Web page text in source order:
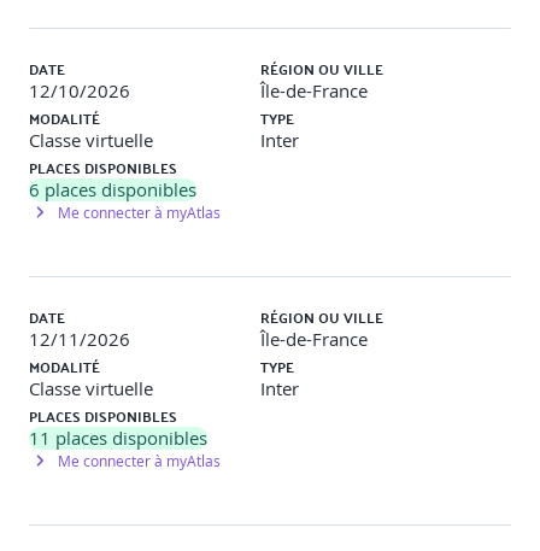
4- Cadre légal et conventionnel : obligations et
dynamiques d’évolution
· Connaître le cadre légal (Code du travail, Code pénal,
obligations de prévention).
· Analyser l’évolution réglementaire depuis 2015 (lois
· Comprendre la montée en exigence de vigilance de
l'employeur.
5- Consentement et humour sexiste : repérer les
DATE
12/10/2026
RÉGION OU VILLE
Île-de-France
MODALITÉ
Classe virtuelle
TYPE
Inter
PLACES DISPONIBLES
6 places disponibles
Me connecter à myAtlas
DATE
12/11/2026
RÉGION OU VILLE
Île-de-France
MODALITÉ
Classe virtuelle
TYPE
Inter
PLACES DISPONIBLES
11 places disponibles
Me connecter à myAtlas